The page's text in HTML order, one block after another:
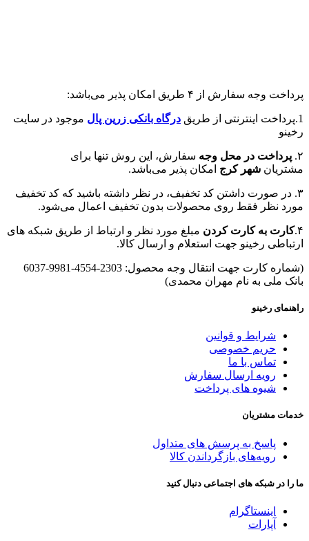
پرداخت وجه سفارش از ۴ طریق امکان پذیر می‌باشد:
1.پرداخت اینترنتی از طریق درگاه‌ بانکی زرین پال موجود در سایت
رخینو
۲. پرداخت در محل وجه سفارش، این روش تنها برای
مشتریان شهر کرج امکان پذیر می‌باشد.
۳. در صورت داشتن کد تخفیف، در نظر داشته باشید که کد تخفیف
مورد نظر فقط روی محصولات بدون تخفیف اعمال می‌شود.
۴. کارت به کارت کردن مبلغ مورد نظر و ارتباط از طریق شبکه های
ارتباطی رخینو جهت استعلام و ارسال کالا.
(شماره کارت جهت انتقال وجه محصول: 2303-4554-9981-6037
بانک ملی به نام مهران محمدی)
راهنمای رخینو
شرایط و قوانین
حریم خصوصی
تماس با ما
رویه ارسال سفارش
شیوه های پرداخت
خدمات مشتریان
پاسخ به پرسش های متداول
رویه‌های بازگرداندن کالا
ما را در شبکه های اجتماعی دنبال کنید
اینستاگرام
آپارات